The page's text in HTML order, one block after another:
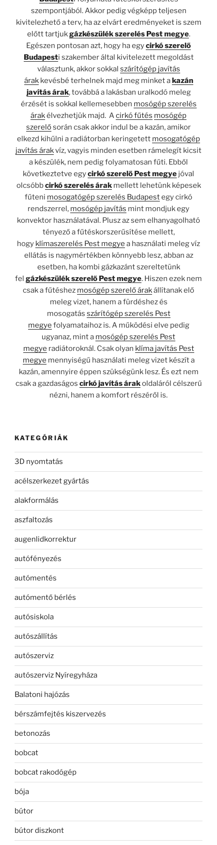
szempontjából. Akkor pedig végképp teljesen
kivitelezhető a terv, ha az elvárt eredményeket is szem
előtt tartjukgázkészülék szerelés Pest megye.
Egészen pontosan azt, hogy ha egycirkó szerelő
Budapesti szakember által kivitelezett megoldást
választunk, akkor sokkal szárítógép javítás
árakkevésbé terhelnek majd meg minket akazán
javítás árak, továbbá a lakásban uralkodó meleg
érzését is sokkal kellemesebben mosógép szerelés
árakélvezhetjük majd. Acirkó fűtés mosógép
szerelősorán csak akkor indul be a kazán, amikor
elkezd kihűlni a radiátorban keringetett mosogatógép
javítás árakvíz, vagyis minden esetben rámelegít kicsit
a készülék, nem pedig folyamatosan fűti. Ebből
következtetve egycirkó szerelő Pest megye jóval
olcsóbbcirkó szerelés árakmellett lehetünk képesek
fűteni mosogatógép szerelés Budapestegy cirkó
rendszerrel, mosógép javítás mint mondjuk egy
konvektor használatával. Plusz az sem elhanyagolható
tényező a fűtéskorszerűsítése mellett,
hogy klímaszerelés Pest megye a használati meleg víz
ellátás is nagymértékben könnyebb lesz, abban az
esetben, ha kombi gázkazánt szereltetünk
fel gázkészülék szerelő Pest megye. Hiszen ezek nem
csak a fűtéshez mosógép szerelő árakállítanak elő
meleg vizet, hanem a fürdéshez és
mosogatás szárítógép szerelés Pest
megye folyamataihoz is. A működési elve pedig
ugyanaz, mint a mosógép szerelés Pest
megye radiátoroknál. Csak olyan klíma javítás Pest
megye mennyiségű használati meleg vizet készít a
kazán, amennyire éppen szükségünk lesz. És ezt nem
csak a gazdaságos cirkó javítás árakoldaláról célszerű
nézni, hanem a komfort részéről is.
KATEGÓRIÁK
3D nyomtatás
acélszerkezet gyártás
alakformálás
aszfaltozás
augenlidkorrektur
autófényezés
autómentés
autómentő bérlés
autósiskola
autószállítás
autószerviz
autószerviz Nyíregyháza
Balatoni hajózás
bérszámfejtés kiszervezés
betonozás
bobcat
bobcat rakodógép
bója
bútor
bútor diszkont